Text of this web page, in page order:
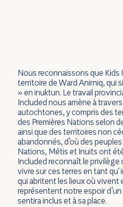
Nous reconnaissons que Kids
territoire de Ward Anirniq, qui
» en inuktun. Le travail
Included nous amène à
autochtones, y compris des
des Premières Nations selon
ainsi que des territoires non
abandonnés, d’où des
Nations, Métis et Inuits ont
Included reconnaît le
vivre sur ces terres en tant qu'
qui abritent les lieux où
représentent notre espoir
sentira inclus et à sa place.